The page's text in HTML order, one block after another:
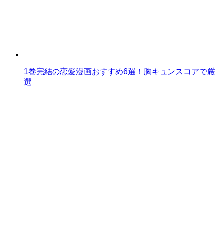
1巻完結の恋愛漫画おすすめ6選！胸キュンスコアで厳
選